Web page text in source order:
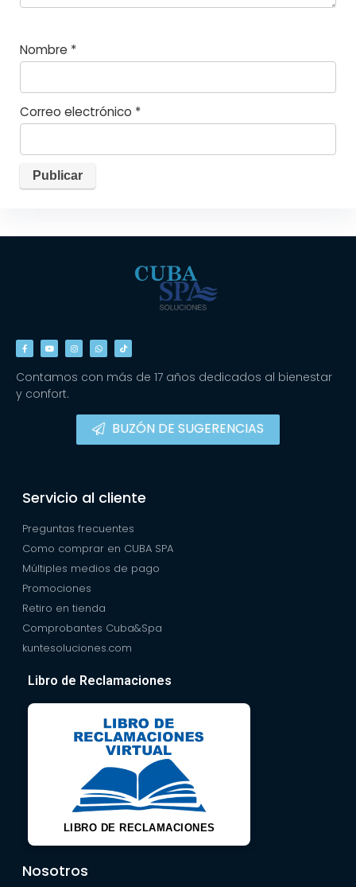
Nombre *
Correo electrónico *
Contamos con más de 17 años dedicados al bienestar
y confort.
BUZÓN DE SUGERENCIAS
Servicio al cliente
Preguntas frecuentes
Como comprar en CUBA SPA
Múltiples medios de pago
Promociones
Retiro en tienda
Comprobantes Cuba&Spa
kuntesoluciones.com
Libro de Reclamaciones
LIBRO DE RECLAMACIONES
Nosotros